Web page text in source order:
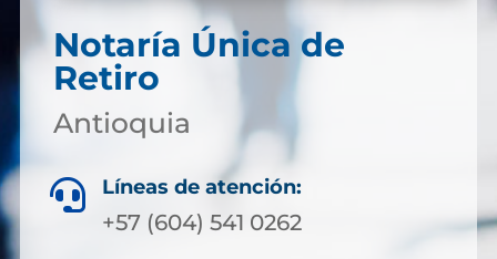
Notaría Única de
Retiro
Antioquia
 Líneas de atención:
+57 (604) 541 0262